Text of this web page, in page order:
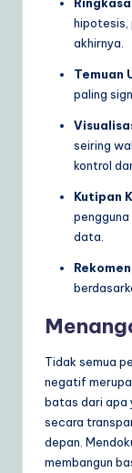
hipotesis,
akhirnya.
Temuan
paling
seiring
kontrol
Kutipan
data.
Tidak semua
negatif
batas dari apa
secara
depan.
membangun